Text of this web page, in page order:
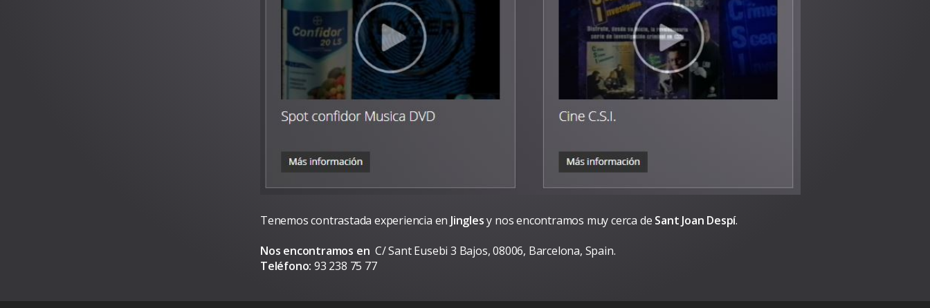
Tenemos contrastada experiencia en Jinglesy nos encontramos muy cerca de Sant Joan Despí.
Nos encontramos en C/ Sant Eusebi 3 Bajos, 08006, Barcelona, Spain.
Teléfono: 93 238 75 77